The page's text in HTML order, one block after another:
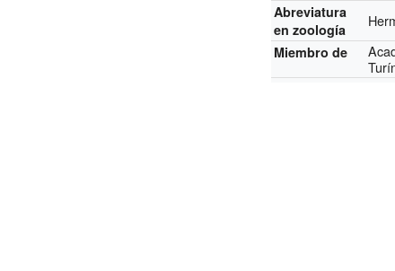
Abreviatura
en zoología
Miembro de